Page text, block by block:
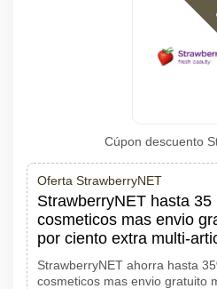
Cúpon descuento
Oferta StrawberryNET
StrawberryNET hasta
cosmeticos mas envio
por ciento extra multi-
StrawberryNET ahorra hasta
cosmeticos mas envio gratuito